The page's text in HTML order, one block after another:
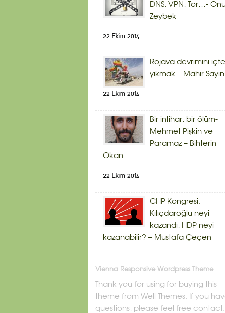
DNS, VPN, Tor…-
Zeybek
22 Ekim 2014
Rojava devrimini
yıkmak – Mahir Sayın
22 Ekim 2014
Bir intihar, bir ölüm-
Mehmet Pişkin ve
Paramaz – Bihterin
Okan
22 Ekim 2014
CHP Kongresi:
Kılıçdaroğlu neyi
kazandı, HDP neyi
kazanabilir? – Mustafa Çeçen
Vienna Responsive Wordpress Theme
Thank you for using for buying this
theme from Well Themes. If you
questions, please feel free contact.